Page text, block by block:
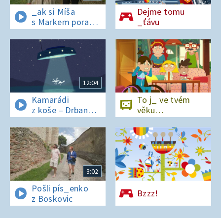
_ak si Míša
s Markem poradí
v lese bez
si_nálu?
Dejme tomu
_ťávu
12:04
Kamarádi
z koše – Drban
a UFO
To j_ ve tvém
věku…
3:02
Pošli pís_enko
z Boskovic
Bzzz!